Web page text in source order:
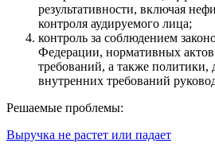
результативности, включая
контроля аудируемого лица;
контроль за соблюдением
Федерации, нормативных
требований, а также политики,
внутренних требований
Решаемые проблемы:
Выручка не растет или падает